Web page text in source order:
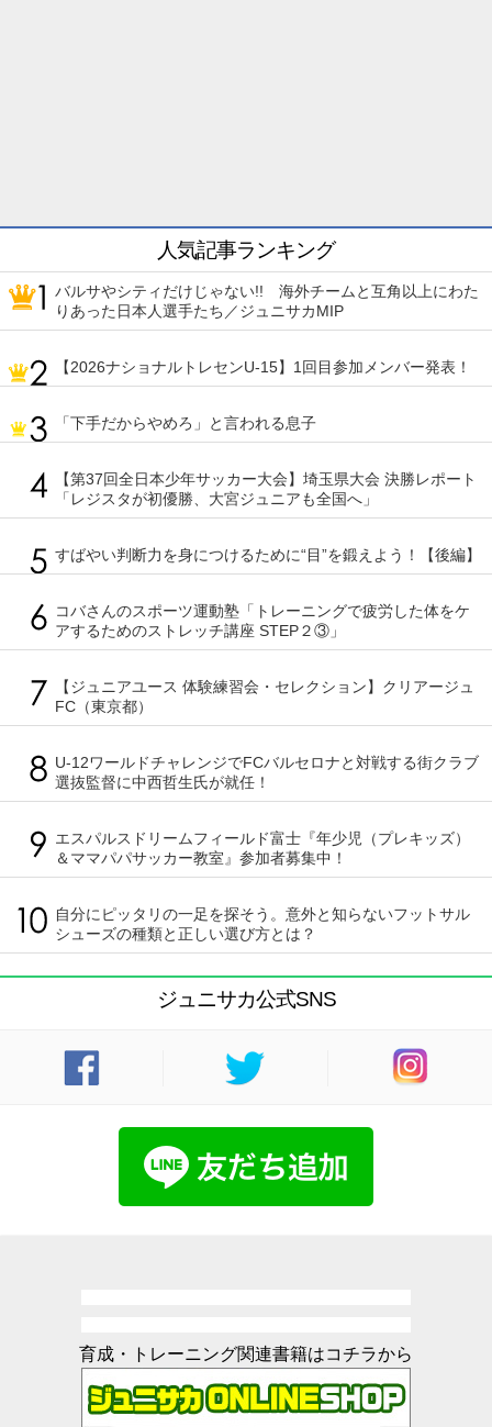
人気記事ランキング
バルサやシティだけじゃない!! 海外チームと互角以上にわた
りあった日本人選手たち／ジュニサカMIP
【2026ナショナルトレセンU-15】1回目参加メンバー発表！
「下手だからやめろ」と言われる息子
【第37回全日本少年サッカー大会】埼玉県大会 決勝レポート
「レジスタが初優勝、大宮ジュニアも全国へ」
すばやい判断力を身につけるために“目”を鍛えよう！【後編】
コバさんのスポーツ運動塾「トレーニングで疲労した体をケ
アするためのストレッチ講座 STEP２③」
【ジュニアユース 体験練習会・セレクション】クリアージュ
FC（東京都）
U-12ワールドチャレンジでFCバルセロナと対戦する街クラブ
選抜監督に中西哲生氏が就任！
エスパルスドリームフィールド富士『年少児（プレキッズ）
＆ママパパサッカー教室』参加者募集中！
自分にピッタリの一足を探そう。意外と知らないフットサル
シューズの種類と正しい選び方とは？
ジュニサカ公式SNS
育成・トレーニング関連書籍はコチラから